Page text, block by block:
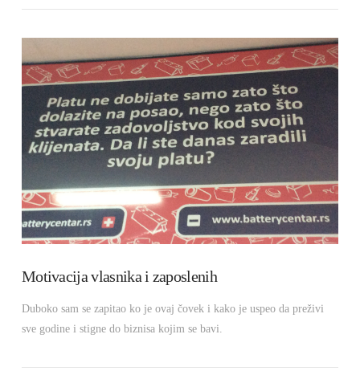
Motivacija vlasnika i zaposlenih
Duboko sam se zapitao ko je ovaj čovek i kako je uspeo da preživi
sve godine i stigne do biznisa kojim se bavi.